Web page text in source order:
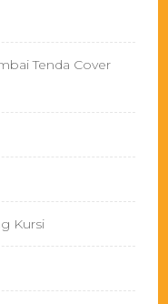
Tenda Cover
Kursi